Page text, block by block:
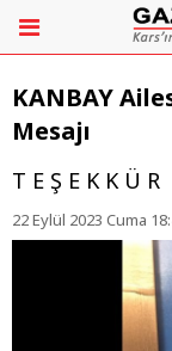
KANBAY
Mesajı
T E Ş E K K Ü R
22 Eylül 2023 Cuma